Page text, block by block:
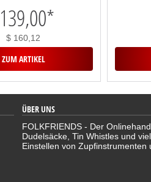
139,00*
$ 160,12
ZUM ARTIKEL
ÜBER UNS
FOLKFRIENDS - Der
Dudelsäcke, Tin Whistles und
Einstellen von